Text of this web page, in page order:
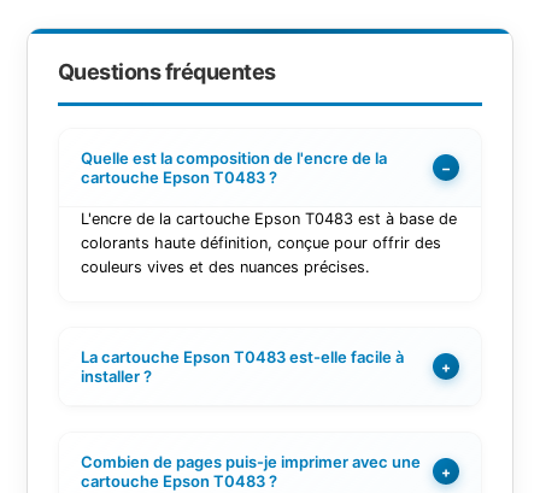
Questions fréquentes
Quelle est la composition de l'encre de la
cartouche Epson T0483 ?
−
L'encre de la cartouche Epson T0483 est à base de
colorants haute définition, conçue pour offrir des
couleurs vives et des nuances précises.
La cartouche Epson T0483 est-elle facile à
installer ?
+
Combien de pages puis-je imprimer avec une
cartouche Epson T0483 ?
+